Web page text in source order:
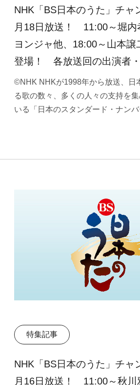
NHK「BS日本のうた」チャ
月18日放送！ 11:00～堀内
ヨンジャ他、18:00～山本譲
登場！ 各放送回の出演者
©NHK NHKが1998年から放送、日
る歌の数々、多くの人々の支持を
いる「日本のスタンダード・ナン
特集記事
NHK「BS日本のうた」チャ
月16日放送！ 11:00～秋川